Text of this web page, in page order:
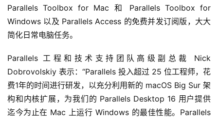
Parallels Toolbox for Mac 和 Parallels Toolbox for
Windows 以及 Parallels Access 的免费并发订阅版，大大
简化日常电脑任务。
Parallels 工程和技术支持团队高级副总裁 Nick
Dobrovolskiy 表示：“Parallels 投入超过 25 位工程师，花
费1年的时间进行研发，以充分利用新的 macOS Big Sur 架
构和内核扩展，为我们的 Parallels Desktop 16 用户提供
迄今为止在 Mac 上运行 Windows 的最佳性能。Parallels